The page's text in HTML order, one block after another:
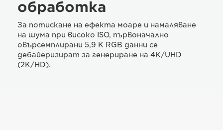
обработка
За потискане на ефекта моаре и намаляване
на шума при високо ISO, първоначално
овърсемплирани 5,9 K RGB данни се
дебайеризират за генериране на 4K/UHD
(2K/HD).